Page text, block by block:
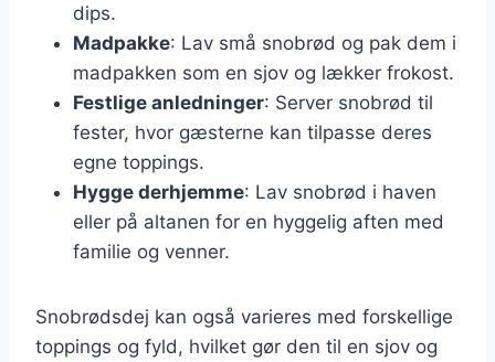
dips.
Madpakke: Lav små snobrød og pak dem i
madpakken som en sjov og lækker frokost.
Festlige anledninger: Server snobrød til
fester, hvor gæsterne kan tilpasse deres
egne toppings.
Hygge derhjemme: Lav snobrød i haven
eller på altanen for en hyggelig aften med
familie og venner.
Snobrødsdej kan også varieres med forskellige
toppings og fyld, hvilket gør den til en sjov og